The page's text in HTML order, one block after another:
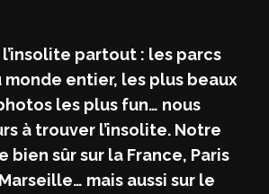
partout : les parcs
monde entier, les plus beaux
les plus fun… nous
à trouver l’insolite. Notre
bien sûr sur la France, Paris
mais aussi sur le